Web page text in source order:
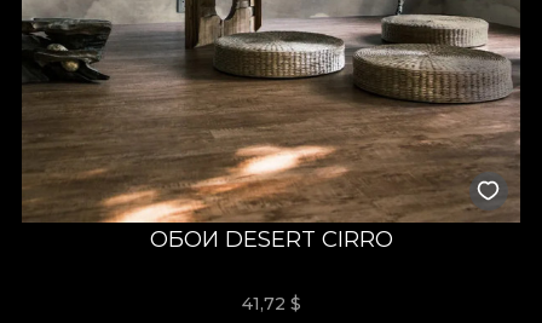
ОБОИ DESERT CIRRO
41,72 $